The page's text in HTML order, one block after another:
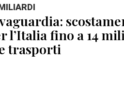
l’Italia fino a 14
trasporti